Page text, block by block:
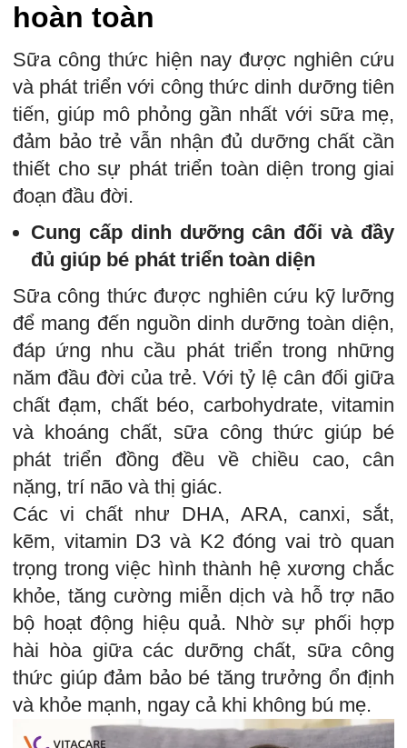
hoàn toàn
Sữa công thức hiện nay được nghiên cứu
và phát triển với công thức dinh dưỡng tiên
tiến, giúp mô phỏng gần nhất với sữa mẹ,
đảm bảo trẻ vẫn nhận đủ dưỡng chất cần
thiết cho sự phát triển toàn diện trong giai
đoạn đầu đời.
Cung cấp dinh dưỡng cân đối và đầy
đủ giúp bé phát triển toàn diện
Sữa công thức được nghiên cứu kỹ lưỡng
để mang đến nguồn dinh dưỡng toàn diện,
đáp ứng nhu cầu phát triển trong những
năm đầu đời của trẻ. Với tỷ lệ cân đối giữa
chất đạm, chất béo, carbohydrate, vitamin
và khoáng chất, sữa công thức giúp bé
phát triển đồng đều về chiều cao, cân
nặng, trí não và thị giác.
Các vi chất như DHA, ARA, canxi, sắt,
kẽm, vitamin D3 và K2 đóng vai trò quan
trọng trong việc hình thành hệ xương chắc
khỏe, tăng cường miễn dịch và hỗ trợ não
bộ hoạt động hiệu quả. Nhờ sự phối hợp
hài hòa giữa các dưỡng chất, sữa công
thức giúp đảm bảo bé tăng trưởng ổn định
và khỏe mạnh, ngay cả khi không bú mẹ.